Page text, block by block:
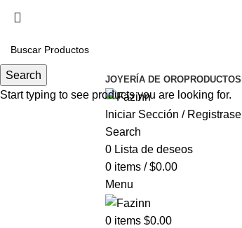
JOYERÍA DE OROPRODUCTOS
Iniciar Sección / Registrase
Search
0 Lista de deseos
0 items / $0.00
Menu
0 items $0.00
Search
Start typing to see products you are looking for.